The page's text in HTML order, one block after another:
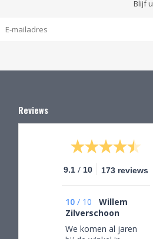
Blijf
Reviews
9.1 / 10 173 reviews
10 / 10
Willem
Zilverschoon
We komen al jaren